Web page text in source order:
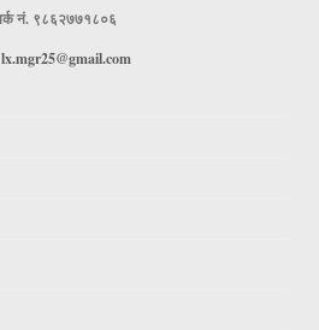
नं. ९८६२७७१८०६
lx.mgr25@gmail.com